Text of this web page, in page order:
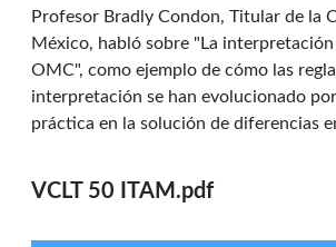
Profesor Bradly Condon, Titular de la
México, habló sobre "La
OMC", como ejemplo de cómo las
interpretación se han evolucionado
práctica en la solución de diferencias
VCLT 50 ITAM.pdf